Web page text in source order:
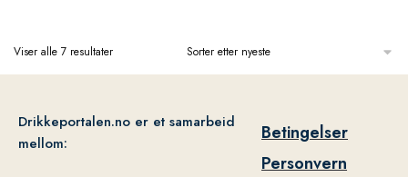
Viser alle 7 resultater
Drikkeportalen.no er et samarbeid
mellom:
Betingelser
Personvern